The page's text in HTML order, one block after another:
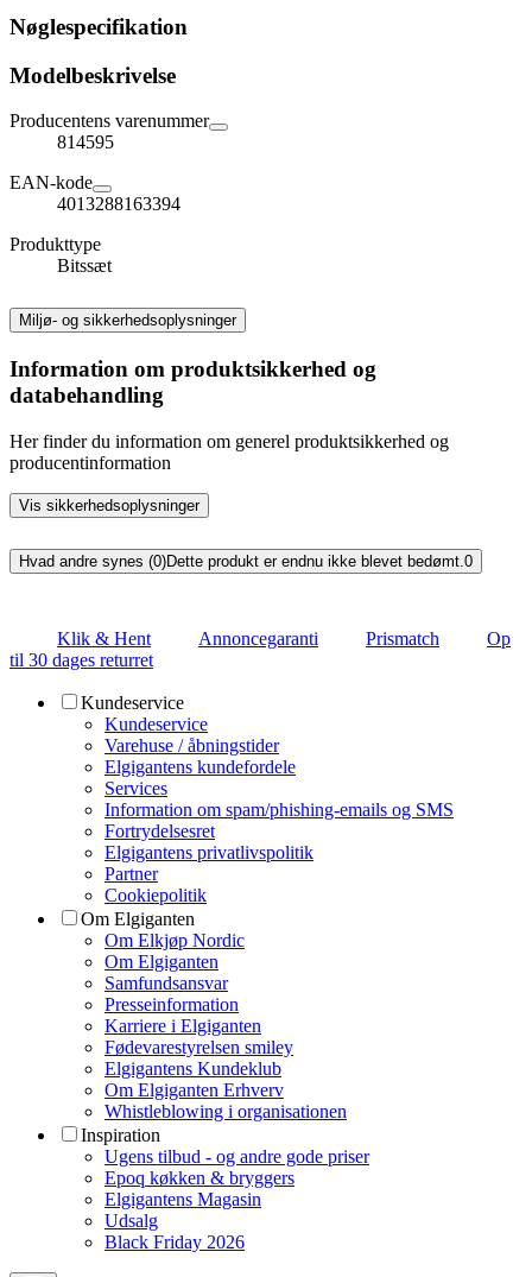
Nøglespecifikation
Modelbeskrivelse
Producentens varenummer
814595
EAN-kode
4013288163394
Produkttype
Bitssæt
Miljø- og sikkerhedsoplysninger
Information om produktsikkerhed og
databehandling
Her finder du information om generel produktsikkerhed og
producentinformation
Vis sikkerhedsoplysninger
Hvad andre synes (0)Dette produkt er endnu ikke blevet bedømt. 0
Klik & Hent Annoncegaranti Prismatch
Op
til 30 dages returret
Kundeservice
Kundeservice
Varehuse / åbningstider
Elgigantens kundefordele
Services
Information om spam/phishing-emails og SMS
Fortrydelsesret
Elgigantens privatlivspolitik
Partner
Cookiepolitik
Om Elgiganten
Om Elkjøp Nordic
Om Elgiganten
Samfundsansvar
Presseinformation
Karriere i Elgiganten
Fødevarestyrelsen smiley
Elgigantens Kundeklub
Om Elgiganten Erhverv
Whistleblowing i organisationen
Inspiration
Ugens tilbud - og andre gode priser
Epoq køkken & bryggers
Elgigantens Magasin
Udsalg
Black Friday 2026